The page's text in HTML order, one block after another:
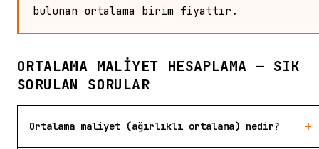
bulunan ortalama birim fiyattır.
ORTALAMA MALIYET HESAPLAMA — SIK
SORULAN SORULAR
Ortalama maliyet (ağırlıklı ortalama) nedir? +